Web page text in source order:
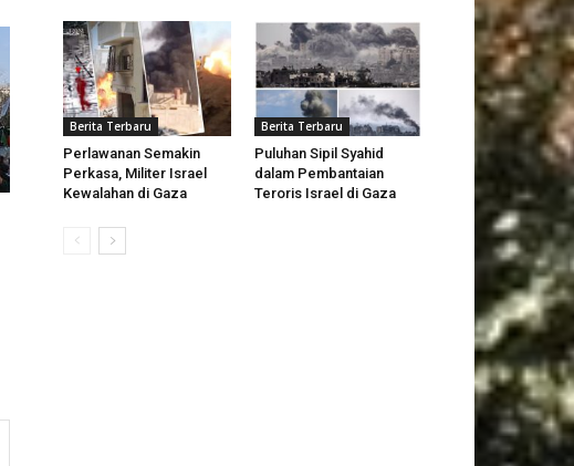
Berita Terbaru
Perlawanan Semakin
Perkasa, Militer Israel
Kewalahan di Gaza
Berita Terbaru
Puluhan Sipil Syahid
dalam Pembantaian
Teroris Israel di Gaza